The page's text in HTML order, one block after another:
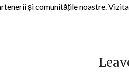
și comunitățile noastre.